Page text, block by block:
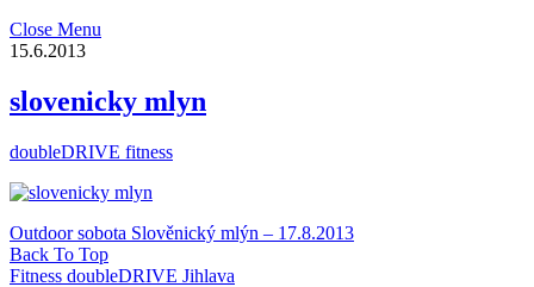
Close Menu
15.6.2013
slovenicky mlyn
doubleDRIVE fitness
Outdoor sobota Slověnický mlýn – 17.8.2013
Back To Top
Fitness doubleDRIVE Jihlava